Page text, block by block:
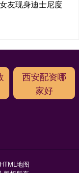
友现身迪士尼度
西安配资哪
家好
HTML地图